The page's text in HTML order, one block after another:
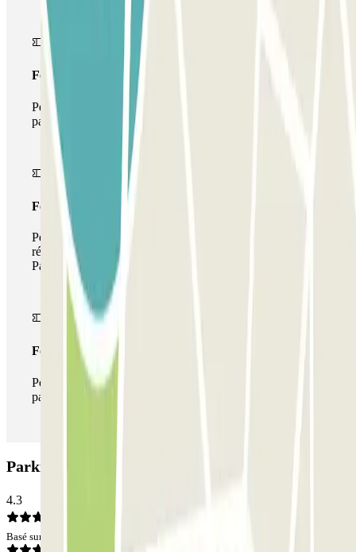
Forfait Simple
Pendant votre séjour, vous ne pourrez entrer et sortir du
parking qu'une seule fois
Forfait de stationnement multiple
Pendant votre séjour, vous pouvez utiliser l'ensemble du
réseau de parkings de cet opérateur disponible sur
Parclick.
Forfait illimité
Pendant votre séjour, vous pouvez entrer et sortir du
parking aussi souvent que vous le souhaitez.
Parking MUOVIAMO Corso di Francia: Avis
4.3
Basé sur 80 avis